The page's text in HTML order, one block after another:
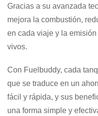
Gracias a su avanzada
mejora la combustión,
en cada viaje y la
vivos.
Con Fuelbuddy, cada
que se traduce en un
fácil y rápida, y sus
una forma simple y